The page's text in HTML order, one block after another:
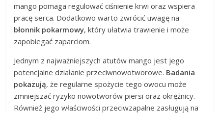
mango pomaga regulować ciśnienie krwi oraz wspiera
pracę serca. Dodatkowo warto zwrócić uwagę na
błonnik pokarmowy, który ułatwia trawienie i może
zapobiegać zaparciom.
Jednym z najważniejszych atutów mango jest jego
potencjalne działanie przeciwnowotworowe. Badania
pokazują, że regularne spożycie tego owocu może
zmniejszać ryzyko nowotworów piersi oraz okrężnicy.
Również jego właściwości przeciwzapalne zasługują na